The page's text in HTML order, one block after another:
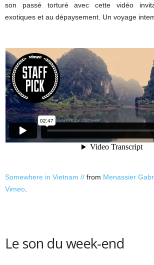
son passé torturé avec cette vidéo
exotiques et au dépaysement. Un voyage
Somewhere in Vietnam // from Menassier
Vimeo
Le son du week-end